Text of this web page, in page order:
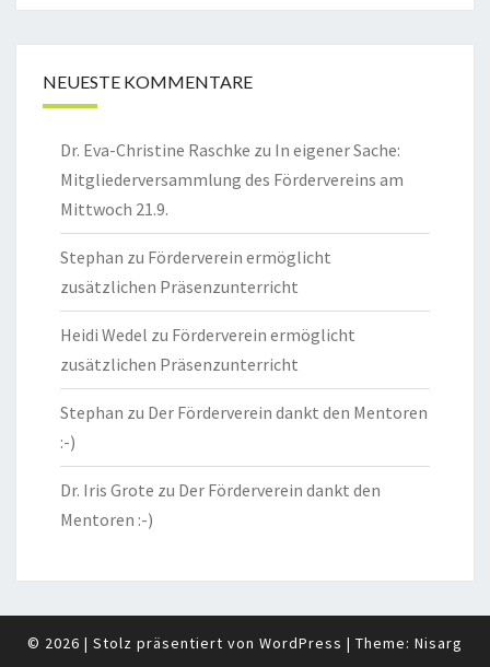
NEUESTE KOMMENTARE
Dr. Eva-Christine Raschke zu In eigener Sache:
Mitgliederversammlung des Fördervereins am
Mittwoch 21.9.
Stephan zu Förderverein ermöglicht
zusätzlichen Präsenzunterricht
Heidi Wedel zu Förderverein ermöglicht
zusätzlichen Präsenzunterricht
Stephan zu Der Förderverein dankt den Mentoren
:-)
Dr. Iris Grote zu Der Förderverein dankt den
Mentoren :-)
© 2026 | Stolz präsentiert von WordPress | Theme: Nisarg